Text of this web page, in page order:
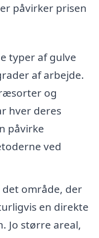
påvirker prisen
typer af gulve
af arbejde.
og
hver deres
påvirke
ved
område, der
en direkte
Jo større areal,